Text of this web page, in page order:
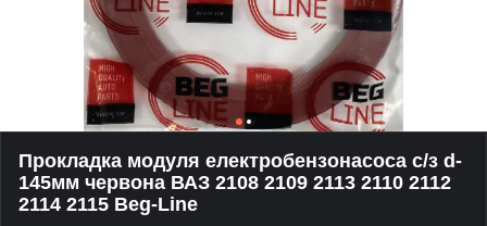
Прокладка модуля електробензонасоса с/з d-
145мм червона ВАЗ 2108 2109 2113 2110 2112
2114 2115 Beg-Line